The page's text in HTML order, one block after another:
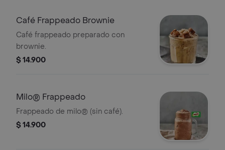
Café Frappeado Brownie
Café frappeado preparado con
brownie.
$ 14.900
Milo® Frappeado
Frappeado de milo® (sin café).
$ 14.900